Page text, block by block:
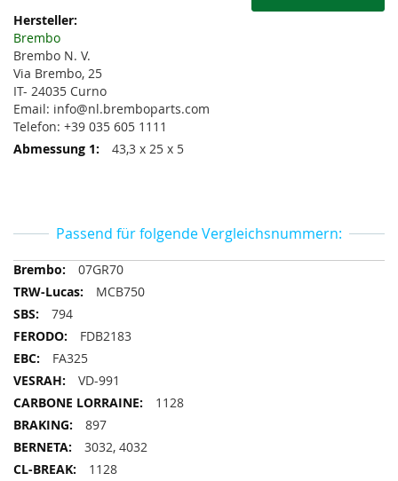
Weitere
Informationen
Brembo
Brembo N. V.
Via Brembo, 25
IT- 24035 Curno
Email: info@nl.bremboparts.com
Telefon: +39 035 605 1111
43,3 x 25 x 5
Passend für folgende Vergleichsnummern:
Passend
für
Vergleichsnummern
07GR70
MCB750
794
FDB2183
FA325
VD-991
1128
897
3032, 4032
1128